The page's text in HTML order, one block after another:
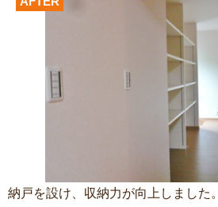
納戸を設け、収納力が向上しました。